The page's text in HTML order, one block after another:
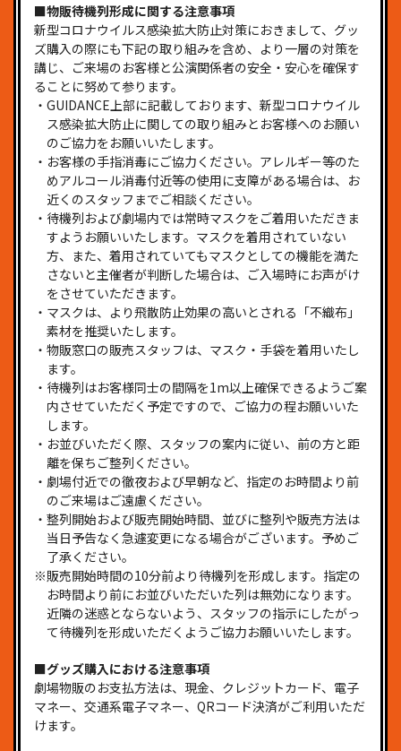
■物販待機列形成に関する注意事項
新型コロナウイルス感染拡大防止対策におきまして、グッ
ズ購入の際にも下記の取り組みを含め、より一層の対策を
講じ、ご来場のお客様と公演関係者の安全・安心を確保す
ることに努めて参ります。
・GUIDANCE上部に記載しております、新型コロナウイル
ス感染拡大防止に関しての取り組みとお客様へのお願い
のご協力をお願いいたします。
・お客様の手指消毒にご協力ください。アレルギー等のた
めアルコール消毒付近等の使用に支障がある場合は、お
近くのスタッフまでご相談ください。
・待機列および劇場内では常時マスクをご着用いただきま
すようお願いいたします。マスクを着用されていない
方、また、着用されていてもマスクとしての機能を満た
さないと主催者が判断した場合は、ご入場時にお声がけ
をさせていただきます。
・マスクは、より飛散防止効果の高いとされる「不織布」
素材を推奨いたします。
・物販窓口の販売スタッフは、マスク・手袋を着用いたし
ます。
・待機列はお客様同士の間隔を1m以上確保できるようご案
内させていただく予定ですので、ご協力の程お願いいた
します。
・お並びいただく際、スタッフの案内に従い、前の方と距
離を保ちご整列ください。
・劇場付近での徹夜および早朝など、指定のお時間より前
のご来場はご遠慮ください。
・整列開始および販売開始時間、並びに整列や販売方法は
当日予告なく急遽変更になる場合がございます。予めご
了承ください。
※販売開始時間の10分前より待機列を形成します。指定の
お時間より前にお並びいただいた列は無効になります。
近隣の迷惑とならないよう、スタッフの指示にしたがっ
て待機列を形成いただくようご協力お願いいたします。
■グッズ購入における注意事項
劇場物販のお支払方法は、現金、クレジットカード、電子
マネー、交通系電子マネー、QRコード決済がご利用いただ
けます。